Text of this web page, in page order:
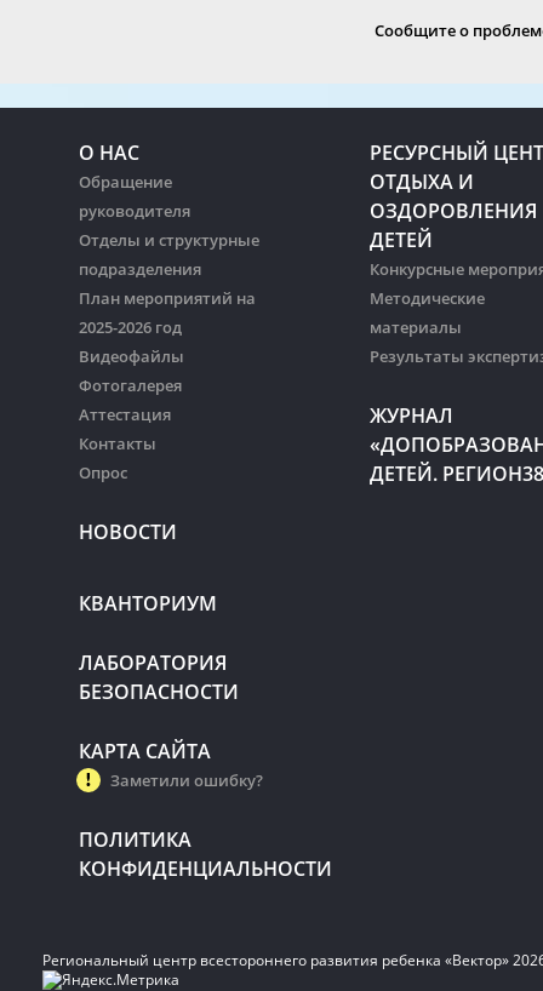
Сообщите о
О НАС
Обращение
руководителя
Отделы и структурные
подразделения
План мероприятий на
2025-2026 год
Видеофайлы
Фотогалерея
Аттестация
Контакты
Опрос
НОВОСТИ
РЕСУРСНЫЙ
ОТДЫХА И
ОЗДОРОВЛЕНИЯ
ДЕТЕЙ
Конкурсные
Методические
материалы
Результаты
ЖУРНАЛ
ДЕТЕЙ.
КВАНТОРИУМ
ЛАБОРАТОРИЯ
БЕЗОПАСНОСТИ
КАРТА САЙТА
Заметили ошибку?
ПОЛИТИКА
КОНФИДЕНЦИАЛЬНОСТИ
Региональный центр всестороннего развития ребенка «Вектор»